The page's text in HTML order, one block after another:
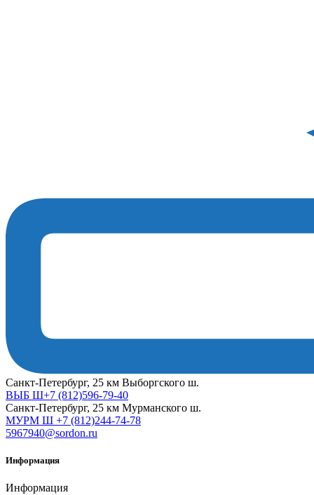
Cанкт-Петербург, 25 км Выборгского ш.
ВЫБ Ш+7 (812)596-79-40
Cанкт-Петербург, 25 км Мурманского ш.
МУРМ Ш +7 (812)244-74-78
5967940@sordon.ru
Информация
Информация